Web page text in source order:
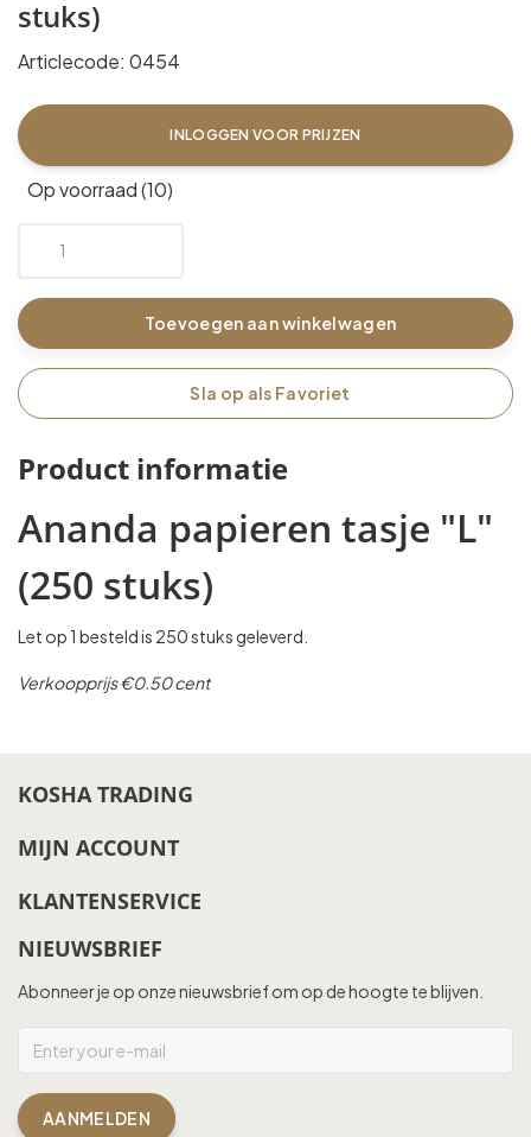
stuks)
Articlecode: 0454
INLOGGEN VOOR PRIJZEN
Op voorraad (10)
Toevoegen aan winkelwagen
Sla op als Favoriet
Product informatie
Ananda papieren tasje "L"
(250 stuks)
Let op 1 besteld is 250 stuks geleverd.
Verkoopprijs €0.50 cent
KOSHA TRADING
MIJN ACCOUNT
KLANTENSERVICE
NIEUWSBRIEF
Abonneer je op onze nieuwsbrief om op de hoogte te blijven.
AANMELDEN